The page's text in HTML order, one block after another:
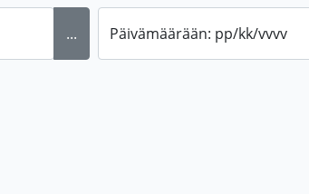
... Päivämäärään: pp/kk/vvvv